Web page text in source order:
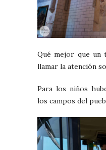
Qué mejor que un
llamar la atención
Para los niños
los campos del